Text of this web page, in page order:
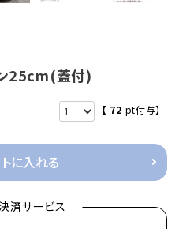
25cm(蓋付)
【 72 pt付与】
に入れる
済サービス